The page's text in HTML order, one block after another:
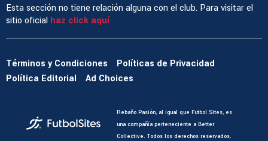
Esta sección no tiene relación alguna con el club. Para visitar el
sitio oficial haz click aquí
Términos y Condiciones
Políticas de Privacidad
Política Editorial
Ad Choices
Rebaño Pasión, al igual que Futbol Sites, es
una compañía perteneciente a Better
Collective. Todos los derechos reservados.